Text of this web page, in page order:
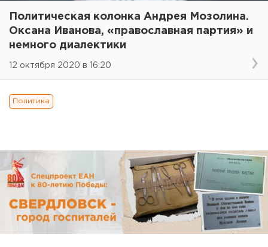
Политическая колонка Андрея Мозолина.
Оксана Иванова, «православная партия» и
немного диалектики
12 октября 2020 в 16:20
Политика